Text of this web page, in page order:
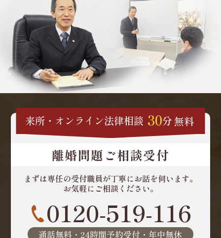
来所・オンライン法律相談 30分無料
離婚問題ご相談受付
まずは専任の受付職員が丁寧にお話を伺います。
お気軽にご相談ください。
0120-519-116
通話無料・24時間予約受付・年中無休